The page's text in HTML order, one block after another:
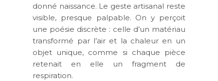
donné naissance. Le geste artisanal reste
visible, presque palpable. On y perçoit
une poésie discrète : celle d’un matériau
transformé par l’air et la chaleur en un
objet unique, comme si chaque pièce
retenait en elle un fragment de
respiration.